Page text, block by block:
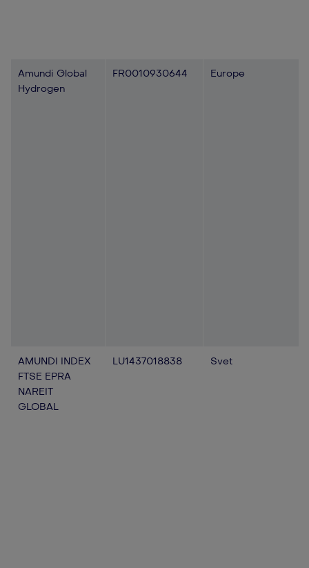
Amundi Global
Hydrogen
FR0010930644 Europe
AMUNDI INDEX
FTSE EPRA
NAREIT
GLOBAL
LU1437018838 Svet